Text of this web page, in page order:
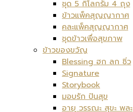
ชุด 5 กิโลกรัม 4 ถุง
ข้าวแพ็คสุญญากาศ
คละแพ็คสุญญากาศ
ชุดข้าวเพื่อสุขภาพ
ข้าวของขวัญ
Blessing ฮก ลก ซิ่ว
Signature
Storybook
มอบรัก ปันสุข
อายุ วรรณะ สุขะ พละ